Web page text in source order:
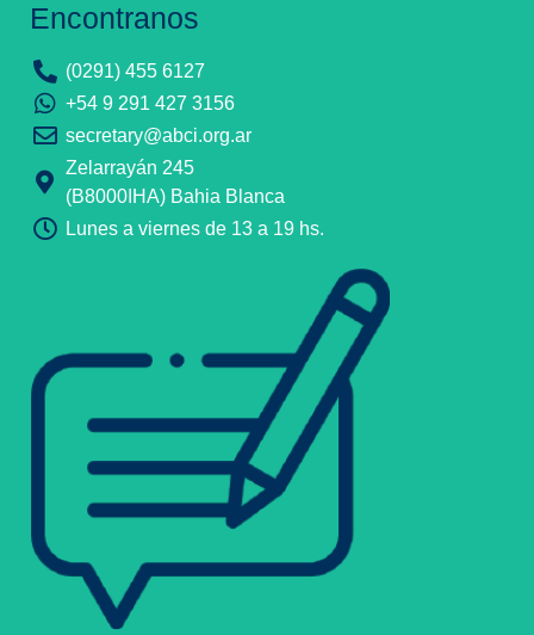
Encontranos
(0291) 455 6127
+54 9 291 427 3156
secretary@abci.org.ar
Zelarrayán 245
(B8000IHA) Bahia Blanca
Lunes a viernes de 13 a 19 hs.